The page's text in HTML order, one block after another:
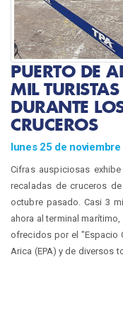
PUERTO DE
MIL
DURANTE
CRUCEROS
lunes 25 de
Cifras auspiciosas
recaladas de cruceros
octubre pasado. Casi 3
ahora al terminal
ofrecidos por el "Espacio
Arica (EPA) y de diversos